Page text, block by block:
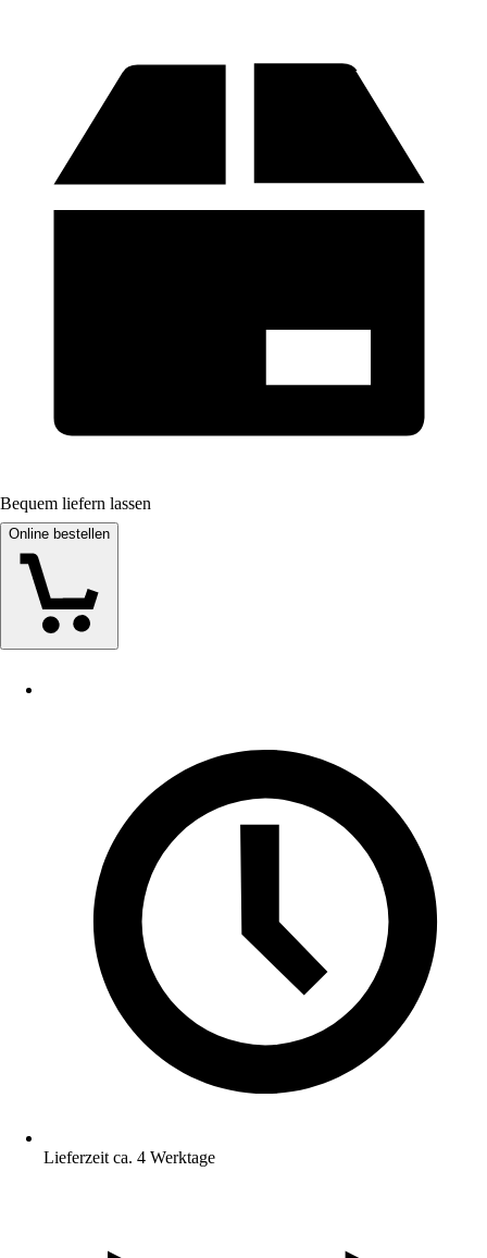
Bequem liefern lassen
Online bestellen
Lieferzeit ca. 4 Werktage